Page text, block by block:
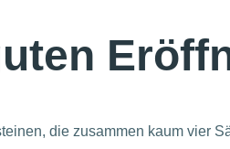
die zusammen kaum vier